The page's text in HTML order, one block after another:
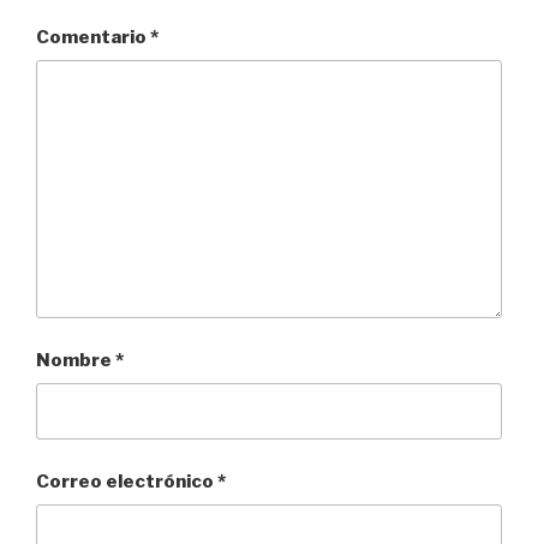
Comentario *
Nombre *
Correo electrónico *